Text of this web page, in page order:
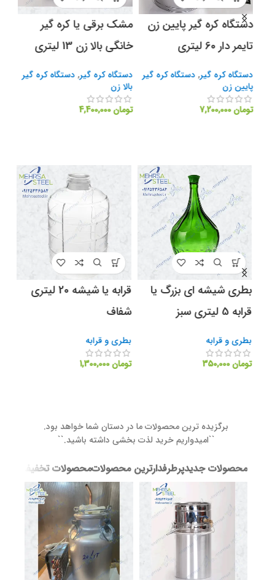
دستگاه کره گیر پایین زن
تایمر دار 60 لیتری
دستگاه کره گیر, دستگاه کره گیر
پایین زن
تومان7,200,000
مشک برقی یا کره گیر
خانگی بالا زن 13 لیتری
دستگاه کره گیر, دستگاه کره گیر
بالا زن
تومان4,400,000
بطری شیشه ای بزرگ یا
قرابه 5 لیتری سبز
بطری و قرابه
تومان350,000
قرابه یا شیشه 20 لیتری
شفاف
بطری و قرابه
تومان1,300,000
برگزیده ترین محصولات ما در دستان شما خواهد بود.
``امیدواریم خرید لذت بخشی داشته باشید.``
محصولات جدیدپرطرفدارترین محصولاتمحصولات تخفیف دار